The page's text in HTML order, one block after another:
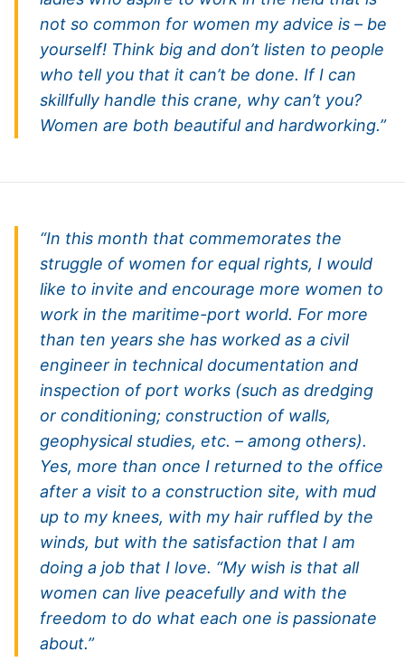
not so common for women my advice is – be
yourself! Think big and don’t listen to people
who tell you that it can’t be done. If I can
skillfully handle this crane, why can’t you?
Women are both beautiful and hardworking.”
“In this month that commemorates the
struggle of women for equal rights, I would
like to invite and encourage more women to
work in the maritime-port world. For more
than ten years she has worked as a civil
engineer in technical documentation and
inspection of port works (such as dredging
or conditioning; construction of walls,
geophysical studies, etc. – among others).
Yes, more than once I returned to the office
after a visit to a construction site, with mud
up to my knees, with my hair ruffled by the
winds, but with the satisfaction that I am
doing a job that I love. “My wish is that all
women can live peacefully and with the
freedom to do what each one is passionate
about.”